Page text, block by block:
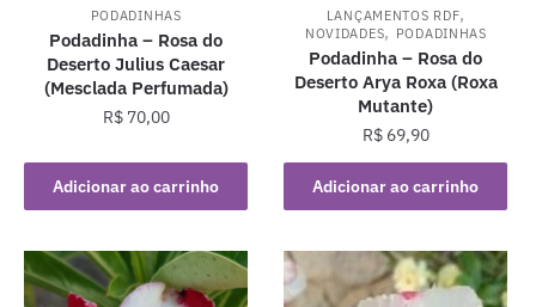
PODADINHAS
Podadinha – Rosa do
Deserto Julius Caesar
(Mesclada Perfumada)
R$70,00
Adicionar ao carrinho
LANÇAMENTOS RDF,
NOVIDADES, PODADINHAS
Podadinha – Rosa do
Deserto Arya Roxa (Roxa
Mutante)
R$69,90
Adicionar ao carrinho